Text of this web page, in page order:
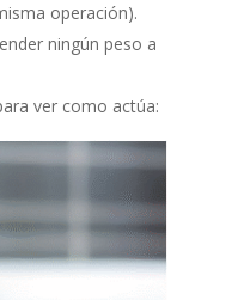
operación).
ningún peso a
ver como actúa: